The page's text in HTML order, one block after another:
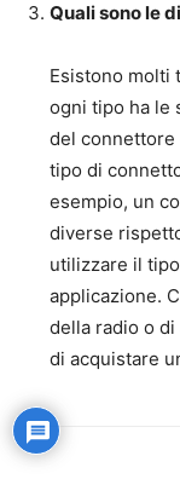
Quali sono le
Esistono molti
ogni tipo ha le
del connettore
tipo di
esempio, un
diverse
utilizzare il
applicazione.
della radio o
di acquistare